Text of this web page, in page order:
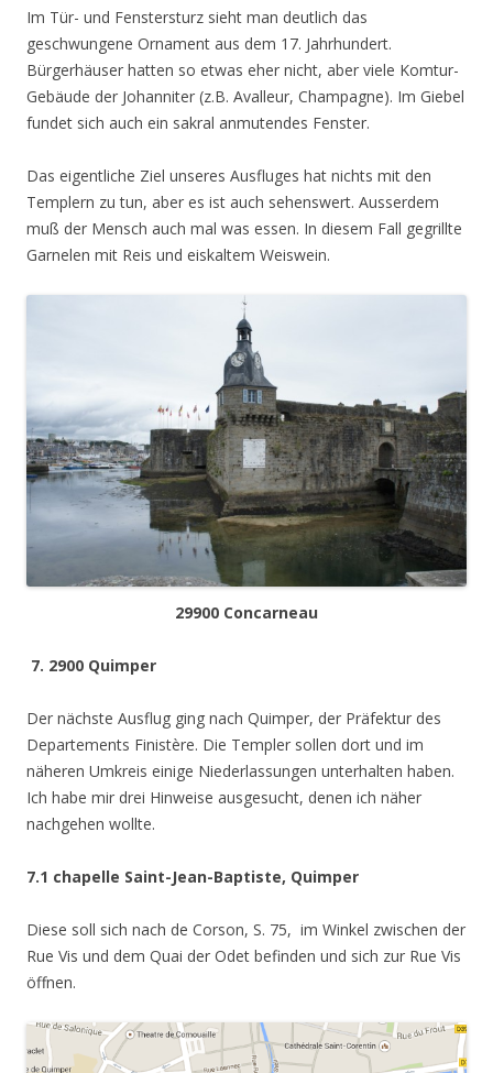
Im Tür- und Fenstersturz sieht man deutlich das
geschwungene Ornament aus dem 17. Jahrhundert.
Bürgerhäuser hatten so etwas eher nicht, aber viele Komtur-
Gebäude der Johanniter (z.B. Avalleur, Champagne). Im Giebel
fundet sich auch ein sakral anmutendes Fenster.
Das eigentliche Ziel unseres Ausfluges hat nichts mit den
Templern zu tun, aber es ist auch sehenswert. Ausserdem
muß der Mensch auch mal was essen. In diesem Fall gegrillte
Garnelen mit Reis und eiskaltem Weiswein.
29900 Concarneau
7. 2900 Quimper
Der nächste Ausflug ging nach Quimper, der Präfektur des
Departements Finistère. Die Templer sollen dort und im
näheren Umkreis einige Niederlassungen unterhalten haben.
Ich habe mir drei Hinweise ausgesucht, denen ich näher
nachgehen wollte.
7.1 chapelle Saint-Jean-Baptiste, Quimper
Diese soll sich nach de Corson, S. 75, im Winkel zwischen der
Rue Vis und dem Quai der Odet befinden und sich zur Rue Vis
öffnen.